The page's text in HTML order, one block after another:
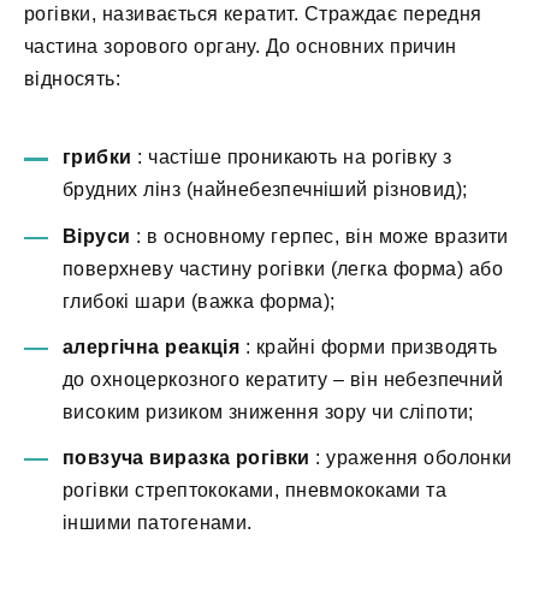
рогівки, називається кератит. Страждає передня
частина зорового органу. До основних причин
відносять:
грибки : частіше проникають на рогівку з
брудних лінз (найнебезпечніший різновид);
Віруси : в основному герпес, він може вразити
поверхневу частину рогівки (легка форма) або
глибокі шари (важка форма);
алергічна реакція : крайні форми призводять
до охноцеркозного кератиту – він небезпечний
високим ризиком зниження зору чи сліпоти;
повзуча виразка рогівки : ураження оболонки
рогівки стрептококами, пневмококами та
іншими патогенами.